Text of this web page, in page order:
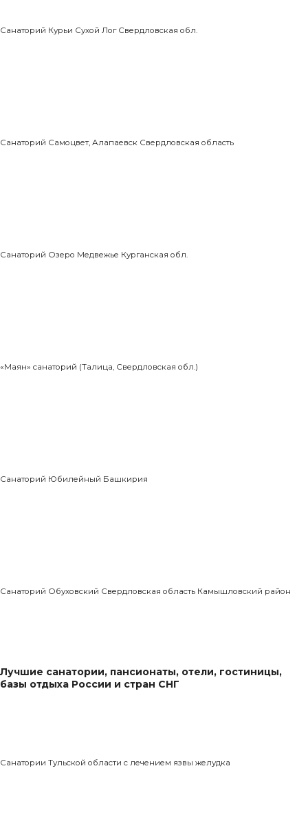
Санаторий Курьи Сухой Лог Свердловская обл.
Санаторий Самоцвет, Алапаевск Свердловская область
Санаторий Озеро Медвежье Курганская обл.
«Маян» санаторий (Талица, Свердловская обл.)
Санаторий Юбилейный Башкирия
Санаторий Обуховский Свердловская область Камышловский район
Лучшие санатории, пансионаты, отели, гостиницы,
базы отдыха России и стран СНГ
Санатории Тульской области с лечением язвы желудка